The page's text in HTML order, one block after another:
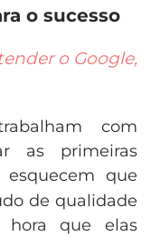
o sucesso
o Google,
com
as primeiras
esquecem que
de qualidade
hora que elas